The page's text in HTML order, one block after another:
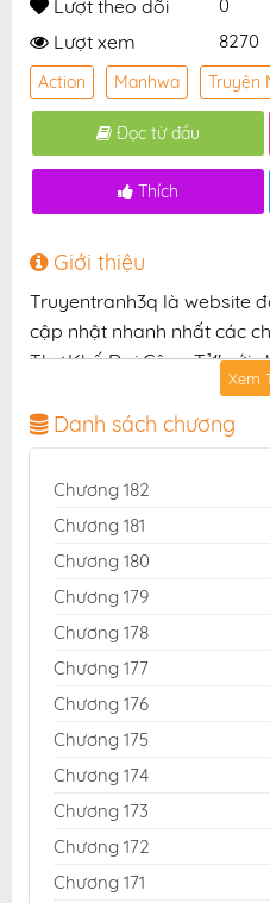
Lượt theo dõi 0
Lượt xem 8270
Action Manhwa Truyện
Đọc từ đầu
Thích
Giới thiệu
Truyentranh3q là website
cập nhật nhanh nhất các
Thư Khố Đại Công Tử" với
bản dịch chuẩn và giao
nghiệm đọc truyện hấp
phí cho độc giả yêu thích
Xem
Danh sách chương
Chương 182
Chương 181
Chương 180
Chương 179
Chương 178
Chương 177
Chương 176
Chương 175
Chương 174
Chương 173
Chương 172
Chương 171